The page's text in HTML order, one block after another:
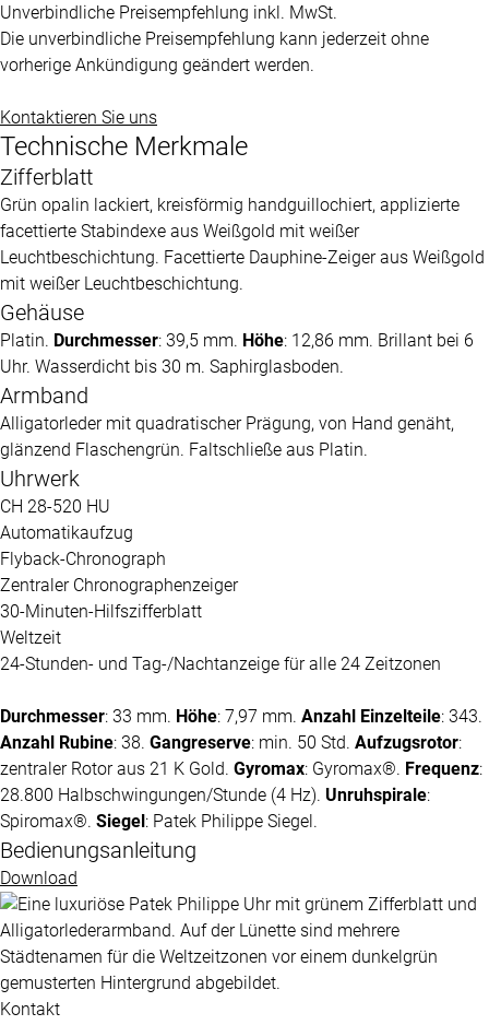
Unverbindliche Preisempfehlung inkl. MwSt.
Die unverbindliche Preisempfehlung kann jederzeit ohne
vorherige Ankündigung geändert werden.
Kontaktieren Sie uns
Technische Merkmale
Zifferblatt
Grün opalin lackiert, kreisförmig handguillochiert, applizierte
facettierte Stabindexe aus Weißgold mit weißer
Leuchtbeschichtung. Facettierte Dauphine-Zeiger aus Weißgold
mit weißer Leuchtbeschichtung.
Gehäuse
Platin. Durchmesser: 39,5 mm. Höhe: 12,86 mm. Brillant bei 6
Uhr. Wasserdicht bis 30 m. Saphirglasboden.
Armband
Alligatorleder mit quadratischer Prägung, von Hand genäht,
glänzend Flaschengrün. Faltschließe aus Platin.
Uhrwerk
CH 28-520 HU
Automatikaufzug
Flyback-Chronograph
Zentraler Chronographenzeiger
30-Minuten-Hilfszifferblatt
Weltzeit
24-Stunden- und Tag-/Nachtanzeige für alle 24 Zeitzonen
Durchmesser: 33 mm. Höhe: 7,97 mm. Anzahl Einzelteile: 343.
Anzahl Rubine: 38. Gangreserve: min. 50 Std. Aufzugsrotor:
zentraler Rotor aus 21 K Gold. Gyromax: Gyromax®. Frequenz:
28.800 Halbschwingungen/Stunde (4 Hz). Unruhspirale:
Spiromax®. Siegel: Patek Philippe Siegel.
Bedienungsanleitung
Download
Kontakt